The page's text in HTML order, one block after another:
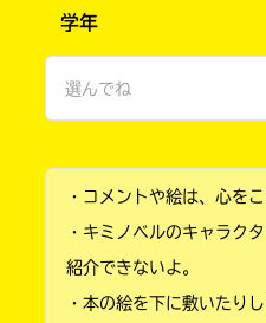
ひみつ
学年
選んでね
小学2年
小学4年
・コメントや絵は、心を
・キミノベルのキャラク
紹介できないよ。
・本の絵を下に敷いたり